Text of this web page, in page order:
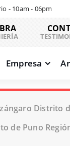
- 10am - 06pm
Empresa
Distrito
de Puno